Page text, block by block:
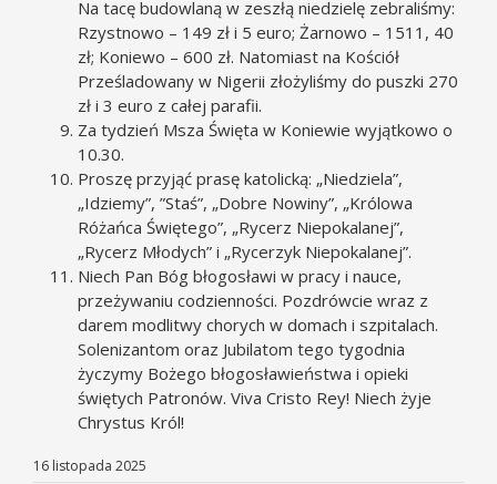
Na tacę budowlaną w zeszłą niedzielę zebraliśmy:
Rzystnowo – 149 zł i 5 euro; Żarnowo – 1511, 40
zł; Koniewo – 600 zł. Natomiast na Kościół
Prześladowany w Nigerii złożyliśmy do puszki 270
zł i 3 euro z całej parafii.
Za tydzień Msza Święta w Koniewie wyjątkowo o
10.30.
Proszę przyjąć prasę katolicką: „Niedziela”,
„Idziemy”, ”Staś”, „Dobre Nowiny”, „Królowa
Różańca Świętego”, „Rycerz Niepokalanej”,
„Rycerz Młodych” i „Rycerzyk Niepokalanej”.
Niech Pan Bóg błogosławi w pracy i nauce,
przeżywaniu codzienności. Pozdrówcie wraz z
darem modlitwy chorych w domach i szpitalach.
Solenizantom oraz Jubilatom tego tygodnia
życzymy Bożego błogosławieństwa i opieki
świętych Patronów. Viva Cristo Rey! Niech żyje
Chrystus Król!
16 listopada 2025